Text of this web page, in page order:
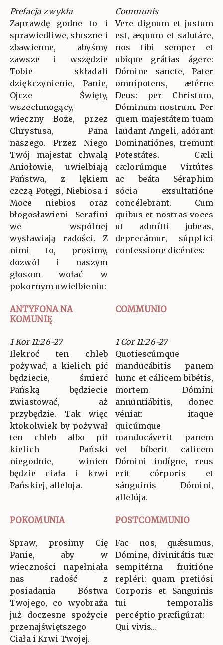
Prefacja zwykła
Zaprawdę godne to i
sprawiedliwe, słuszne i
zbawienne, abyśmy
zawsze i wszędzie
Tobie składali
dziękczynienie, Panie,
Ojcze Święty,
wszechmogący,
wieczny Boże, przez
Chrystusa, Pana
naszego. Przez Niego
Twój majestat chwalą
Aniołowie, uwielbiają
Państwa, z lękiem
czczą Potęgi, Niebiosa i
Moce niebios oraz
błogosławieni Serafini
we wspólnej
wysławiają radości. Z
nimi to, prosimy,
dozwól i naszym
głosom wołać w
pokornym uwielbieniu:
Communis
Vere dignum et justum
est, æquum et salutáre,
nos tibi semper et
ubíque grátias ágere:
Dómine sancte, Pater
omnípotens, ætérne
Deus: per Christum,
Dóminum nostrum. Per
quem majestátem tuam
laudant Angeli, adórant
Dominatiónes, tremunt
Potestátes. Cæli
cælorúmque Virtútes
ac beáta Séraphim
sócia exsultatióne
concélebrant. Cum
quibus et nostras voces
ut admítti jubeas,
deprecámur, súpplici
confessione dicéntes:
ANTYFONA NA
KOMUNIĘ
COMMUNIO
1 Kor 11:26-27
Ilekroć ten chleb
pożywać, a kielich pić
będziecie, śmierć
Pańską będziecie
zwiastować, aż
przybędzie. Tak więc
ktokolwiek by pożywał
ten chleb albo pił
kielich Pański
niegodnie, winien
będzie ciała i krwi
Pańskiej, alleluja.
1 Cor 11:26-27
Quotiescúmque
manducábitis panem
hunc et cálicem bibétis,
mortem Dómini
annuntiábitis, donec
véniat: itaque
quicúmque
manducáverit panem
vel bíberit calicem
Dómini indígne, reus
erit córporis et
sánguinis Dómini,
allelúja.
POKOMUNIA POSTCOMMUNIO
Spraw, prosimy Cię
Panie, aby w
wieczności napełniała
nas radość z
posiadania Bóstwa
Twojego, co wyobraża
już doczesne spożycie
przenajświętszego
Ciała i Krwi Twojej.
Fac nos, quǽsumus,
Dómine, divinitátis tuæ
sempitérna fruitióne
repléri: quam pretiósi
Corporis et Sanguinis
tui temporalis
percéptio præfigúrat:
Qui vivis…